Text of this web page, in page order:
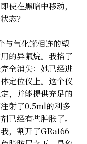
使在黑暗中移动，
态？
与气化罐相连的塑
的异氟烷。我掐了
全消失：她已经进
定位仪上。这个仪
，并能提供充足的
射了0.5ml的利多
已经有些肿胀了。
，割开了GRat66